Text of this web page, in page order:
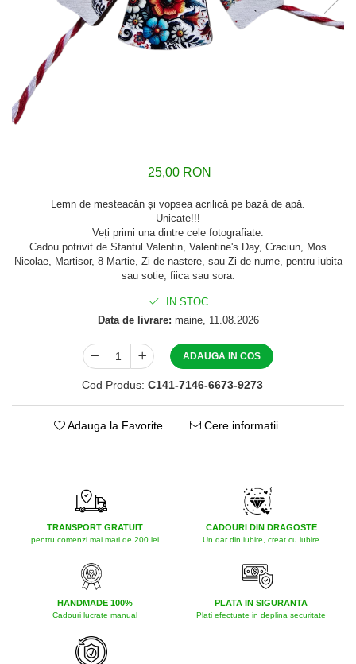
25,00 RON
Lemn de mesteacăn și vopsea acrilică pe bază de apă.
Unicate!!!
Veți primi una dintre cele fotografiate.
Cadou potrivit de Sfantul Valentin, Valentine's Day, Craciun, Mos
Nicolae, Martisor, 8 Martie, Zi de nastere, sau Zi de nume, pentru iubita
sau sotie, fiica sau sora.
IN STOC
Data de livrare: maine, 11.08.2026
ADAUGA IN COS
Cod Produs: C141-7146-6673-9273
Adauga la Favorite Cere informatii
TRANSPORT GRATUIT
pentru comenzi mai mari de 200 lei
CADOURI DIN DRAGOSTE
Un dar din iubire, creat cu iubire
HANDMADE 100%
Cadouri lucrate manual
PLATA IN SIGURANTA
Plati efectuate in deplina securitate